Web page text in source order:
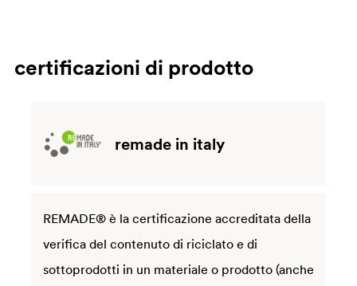
certificazioni di prodotto
remade in italy
REMADE® è la certificazione accreditata della
verifica del contenuto di riciclato e di
sottoprodotti in un materiale o prodotto (anche